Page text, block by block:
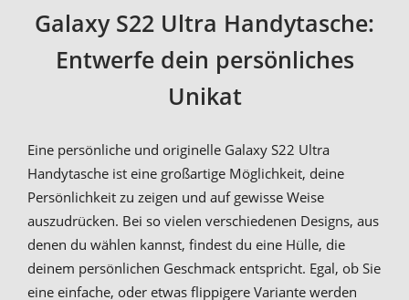
Galaxy S22 Ultra Handytasche:
Entwerfe dein persönliches
Unikat
Eine persönliche und originelle Galaxy S22 Ultra
Handytasche ist eine großartige Möglichkeit, deine
Persönlichkeit zu zeigen und auf gewisse Weise
auszudrücken. Bei so vielen verschiedenen Designs, aus
denen du wählen kannst, findest du eine Hülle, die
deinem persönlichen Geschmack entspricht. Egal, ob Sie
eine einfache, oder etwas flippigere Variante werden